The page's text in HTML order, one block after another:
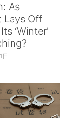
As
Lays Off
‘Winter’
日